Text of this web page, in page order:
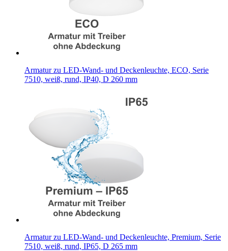
Armatur zu LED-Wand- und Deckenleuchte, ECO, Serie
7510, weiß, rund, IP40, D 260 mm
Armatur zu LED-Wand- und Deckenleuchte, Premium, Serie
7510, weiß, rund, IP65, D 265 mm